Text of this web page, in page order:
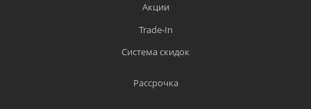
Акции
Trade-In
Система скидок
Рассрочка